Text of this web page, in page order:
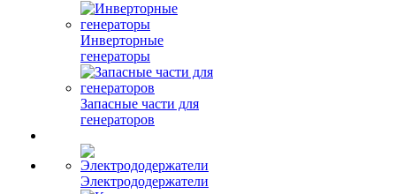
Инверторные
генераторы
Запасные части для
генераторов
Электрододержатели